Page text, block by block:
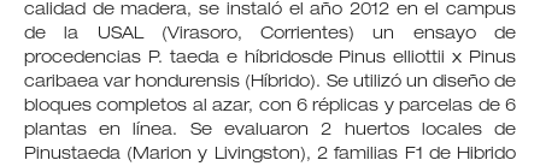
calidad de madera, se instaló el año 2012 en el campus
de la USAL (Virasoro, Corrientes) un ensayo de
procedencias P. taeda e híbridosde Pinus elliottii x Pinus
caribaea var hondurensis (Híbrido). Se utilizó un diseño de
bloques completos al azar, con 6 réplicas y parcelas de 6
plantas en línea. Se evaluaron 2 huertos locales de
Pinustaeda (Marion y Livingston), 2 familias F1 de Hibrido